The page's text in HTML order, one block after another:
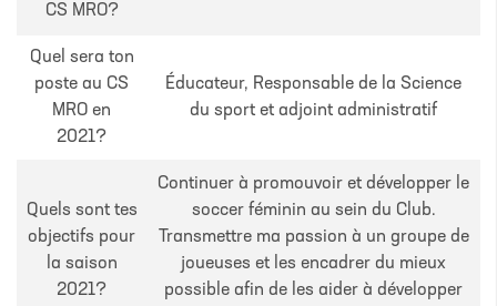
CS MRO?
Quel sera ton
poste au CS
MRO en
2021?
Éducateur, Responsable de la Science
du sport et adjoint administratif
Quels sont tes
objectifs pour
la saison
2021?
Continuer à promouvoir et développer le
soccer féminin au sein du Club.
Transmettre ma passion à un groupe de
joueuses et les encadrer du mieux
possible afin de les aider à développer